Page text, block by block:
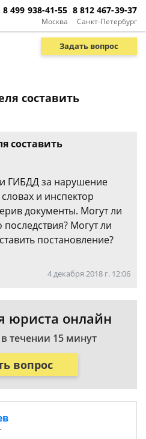
Москва
8 499 938-41-55
Санкт-Петербург
8 812 467-39-37
Задать вопрос
составить
составить
ГИБДД за нарушение
и инспектор
документы. Могут ли
Могут ли
постановление?
4 декабря 2018 г. 12:06
юриста онлайн
течении 15 минут
вопрос